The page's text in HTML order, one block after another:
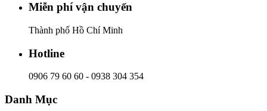
Miễn phí vận chuyển
Thành phố Hồ Chí Minh
Hotline
0906 79 60 60 - 0938 304 354
Danh Mục